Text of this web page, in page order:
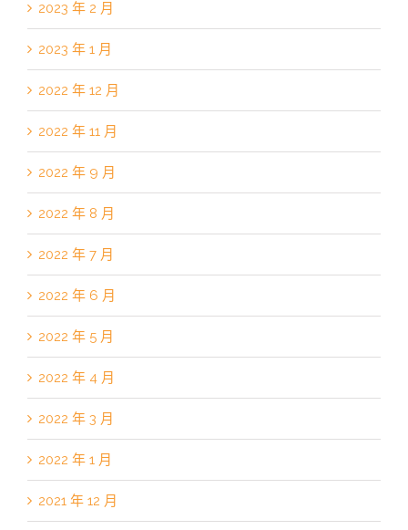
2023 年 2 月
2023 年 1 月
2022 年 12 月
2022 年 11 月
2022 年 9 月
2022 年 8 月
2022 年 7 月
2022 年 6 月
2022 年 5 月
2022 年 4 月
2022 年 3 月
2022 年 1 月
2021 年 12 月